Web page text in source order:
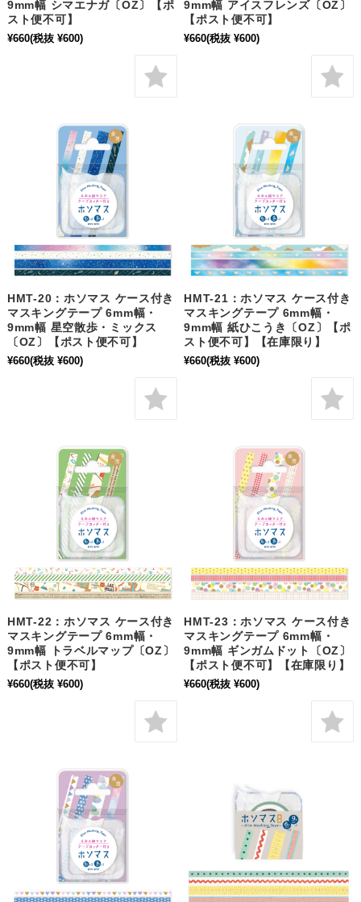
9mm幅 シマエナガ〔OZ〕【ポ
スト便不可】
¥660(税抜 ¥600)
9mm幅 アイスフレンズ〔OZ〕
【ポスト便不可】
¥660(税抜 ¥600)
HMT-20：ホソマス ケース付き
マスキングテープ 6mm幅・
9mm幅 星空散歩・ミックス
〔OZ〕【ポスト便不可】
¥660(税抜 ¥600)
HMT-21：ホソマス ケース付き
マスキングテープ 6mm幅・
9mm幅 紙ひこうき〔OZ〕【ポ
スト便不可】【在庫限り】
¥660(税抜 ¥600)
HMT-22：ホソマス ケース付き
マスキングテープ 6mm幅・
9mm幅 トラベルマップ〔OZ〕
【ポスト便不可】
¥660(税抜 ¥600)
HMT-23：ホソマス ケース付き
マスキングテープ 6mm幅・
9mm幅 ギンガムドット〔OZ〕
【ポスト便不可】【在庫限り】
¥660(税抜 ¥600)